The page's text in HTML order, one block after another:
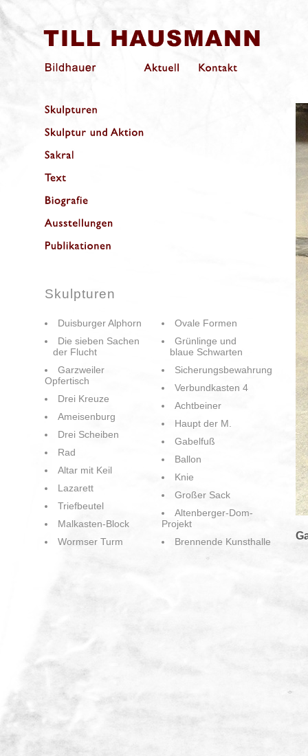
Skulpturen
Duisburger Alphorn
Die sieben Sachen
der Flucht
Garzweiler
Opfertisch
Drei Kreuze
Ameisenburg
Drei Scheiben
Rad
Altar mit Keil
Lazarett
Triefbeutel
Malkasten-Block
Wormser Turm
Ovale Formen
Grünlinge und
blaue Schwarten
Sicherungsbewahrung
Verbundkasten 4
Achtbeiner
Haupt der M.
Gabelfuß
Ballon
Knie
Großer Sack
Altenberger-Dom-
Projekt
Brennende Kunsthalle